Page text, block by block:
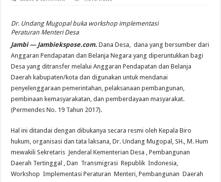
Dr. Undang Mugopal buka workshop implementasi
Peraturan Menteri Desa
Jambi — Jambiekspose.com. Dana Desa, dana yang bersumber dari
Anggaran Pendapatan dan Belanja Negara yang diperuntukkan bagi
Desa yang ditransfer melalui Anggaran Pendapatan dan Belanja
Daerah kabupaten/kota dan digunakan untuk mendanai
penyelenggaraan pemerintahan, pelaksanaan pembangunan,
pembinaan kemasyarakatan, dan pemberdayaan masyarakat.
(Permendes No. 19 Tahun 2017).
Hal ini ditandai dengan dibukanya secara resmi oleh Kepala Biro
hukum, organisasi dan tata laksana, Dr. Undang Mugopal, SH., M. Hum
mewakili Sekretaris Jenderal Kementerian Desa , Pembangunan
Daerah Tertinggal , Dan Transmigrasi Republik Indonesia,
Workshop Implementasi Peraturan Menteri, Pembangunan Daerah